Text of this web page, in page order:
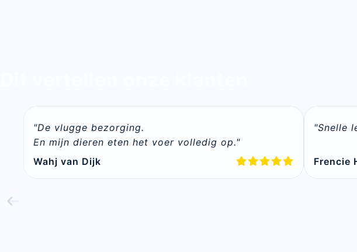
"De vlugge bezorging.
En mijn dieren eten het voer volledig op."
Wahj van Dijk
"Snelle
Frencie